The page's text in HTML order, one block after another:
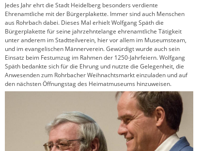
Jedes Jahr ehrt die Stadt Heidelberg besonders verdiente
Ehrenamtliche mit der Bürgerplakette. Immer sind auch Menschen
aus Rohrbach dabei. Dieses Mal erhielt Wolfgang Späth die
Bürgerplakette für seine jahrzehntelange ehrenamtliche Tätigkeit
unter anderem im Stadtteilverein, hier vor allem im Museumsteam,
und im evangelischen Männerverein. Gewürdigt wurde auch sein
Einsatz beim Festumzug im Rahmen der 1250-Jahrfeiern. Wolfgang
Späth bedankte sich für die Ehrung und nutzte die Gelegenheit, die
Anwesenden zum Rohrbacher Weihnachtsmarkt einzuladen und auf
den nächsten Öffnungstag des Heimatmuseums hinzuweisen.